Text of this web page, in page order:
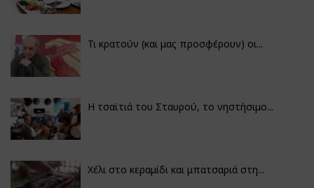
Τι κρατούν (και μας προσφέρουν) οι...
Η τσαϊτιά του Σταυρού, το νηστήσιμο...
Χέλι στο κεραμίδι και μπατσαριά στη...